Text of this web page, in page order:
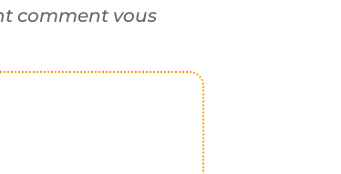
comment vous